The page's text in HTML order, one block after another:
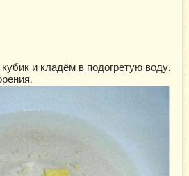
и кладём в подогретую воду,